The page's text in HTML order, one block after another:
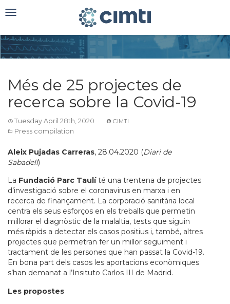
Toggle
Més de 25 projectes de
recerca sobre la Covid-19
Tuesday April 28th, 2020 CIMTI
Press compilation
Aleix Pujadas Carreras, 28.04.2020 (Diari de
Sabadell)
La Fundació Parc Taulíté una trentena de projectes
d’investigació sobre el coronavirus en marxa i en
recerca de finançament. La corporació sanitària local
centra els seus esforços en els treballs que permetin
millorar el diagnòstic de la malaltia, tests que siguin
més ràpids a detectar els casos positius i, també, altres
projectes que permetran fer un millor seguiment i
tractament de les persones que han passat la Covid-19.
En bona part dels casos les aportacions econòmiques
s’han demanat a l’Insituto Carlos III de Madrid.
Les propostes